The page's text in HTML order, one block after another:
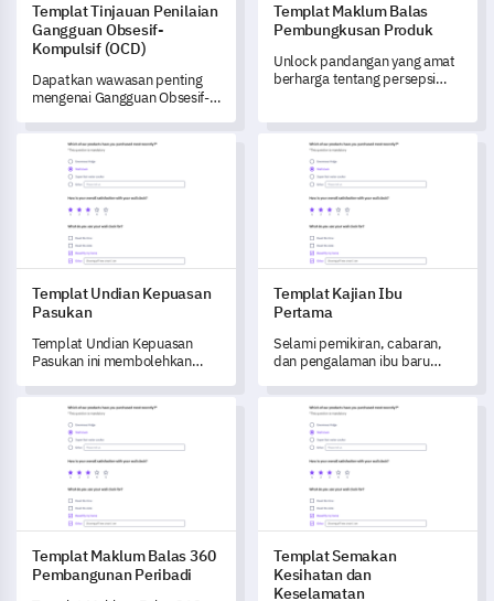
Templat Tinjauan Penilaian
Gangguan Obsesif-
Kompulsif (OCD)
Dapatkan wawasan penting
mengenai Gangguan Obsesif-
templat tinjauan penilaian
yang komprehensif ini.
Templat Maklum Balas
Pembungkusan Produk
Unlock pandangan yang amat
berharga tentang persepsi
dengan kaji selidik maklum
balas yang terperinci ini.
Templat Undian Kepuasan Pasukan
Templat Undian Kepuasan
Pasukan
Templat Undian Kepuasan
Pasukan ini membolehkan
kepuasan kerja, kerjasama,
pengiktirafan, dan status
persekitaran kerja pasukan
anda dengan berkesan.
Templat Kajian Ibu Pertama
Templat Kajian Ibu
Pertama
Selami pemikiran, cabaran,
dan pengalaman ibu baru
Pertama yang terperinci ini.
Templat Maklum Balas 360 Pembangunan Peribadi
Templat Maklum Balas 360
Pembangunan Peribadi
Templat Semakan Kesihatan
Templat Semakan
Kesihatan dan
Keselamatan